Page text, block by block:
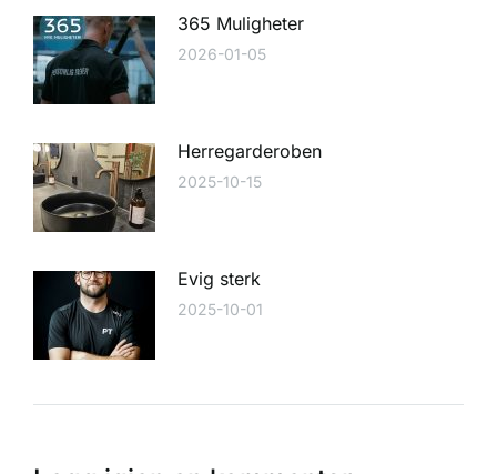
365 Muligheter
2026-01-05
Herregarderoben
2025-10-15
Evig sterk
2025-10-01